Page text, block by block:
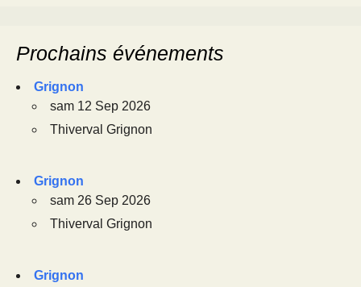
Prochains événements
Grignon
sam 12 Sep 2026
Thiverval Grignon
Grignon
sam 26 Sep 2026
Thiverval Grignon
Grignon